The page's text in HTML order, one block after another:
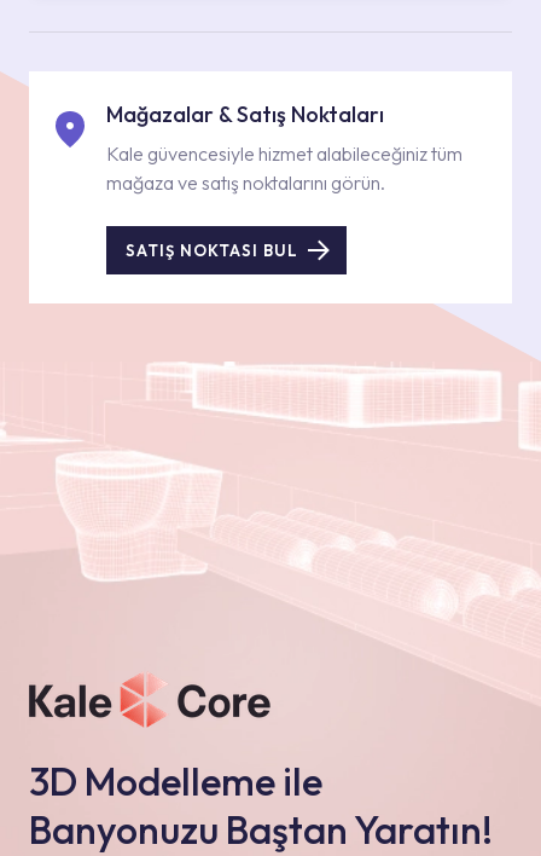
Mağazalar & Satış Noktaları
Kale güvencesiyle hizmet alabileceğiniz tüm
mağaza ve satış noktalarını görün.
SATIŞ NOKTASI BUL
3D Modelleme ile
Banyonuzu Baştan Yaratın!